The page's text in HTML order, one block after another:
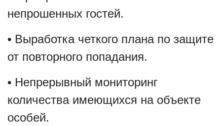
непрошенных гостей.
• Выработка четкого плана по защите
от повторного попадания.
• Непрерывный мониторинг
количества имеющихся на объекте
особей.